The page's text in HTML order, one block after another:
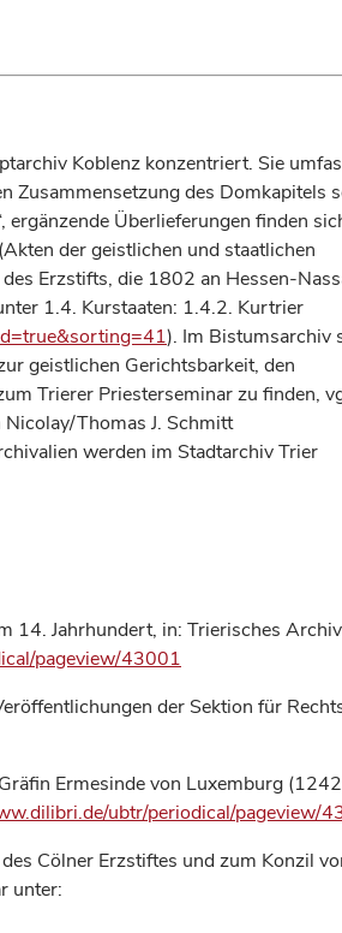
Koblenz konzentriert. Sie
Zusammensetzung des Domkapitels
Überlieferungen finden
der geistlichen und staatlichen
Erzstifts, die 1802 an Hessen-
1.4. Kurstaaten: 1.4.2. Kurtrier
). Im Bistumsarchiv
geistlichen Gerichtsbarkeit, den
Trierer Priesterseminar zu finden,
Thomas J. Schmitt
werden im Stadtarchiv Trier
14. Jahrhundert, in: Trierisches
pageview/43001
der Sektion für
Ermesinde von Luxemburg
ubtr/periodical/pageview/
Cölner Erzstiftes und zum Konzil
unter: